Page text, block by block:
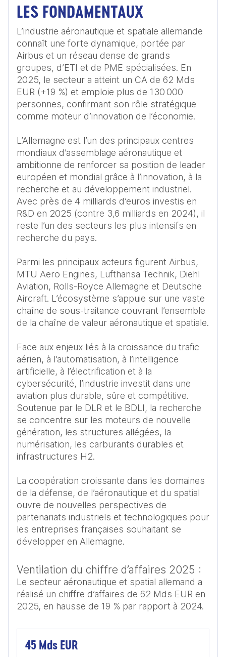
LES FONDAMENTAUX
L’industrie aéronautique et spatiale allemande
connaît une forte dynamique, portée par
Airbus et un réseau dense de grands
groupes, d’ETI et de PME spécialisées. En
2025, le secteur a atteint un CA de 62 Mds
EUR (+19 %) et emploie plus de 130 000
personnes, confirmant son rôle stratégique
comme moteur d’innovation de l’économie.
L’Allemagne est l’un des principaux centres
mondiaux d’assemblage aéronautique et
ambitionne de renforcer sa position de leader
européen et mondial grâce à l’innovation, à la
recherche et au développement industriel.
Avec près de 4 milliards d’euros investis en
R&D en 2025 (contre 3,6 milliards en 2024), il
reste l’un des secteurs les plus intensifs en
recherche du pays.
Parmi les principaux acteurs figurent Airbus,
MTU Aero Engines, Lufthansa Technik, Diehl
Aviation, Rolls-Royce Allemagne et Deutsche
Aircraft. L’écosystème s’appuie sur une vaste
chaîne de sous-traitance couvrant l’ensemble
de la chaîne de valeur aéronautique et spatiale.
Face aux enjeux liés à la croissance du trafic
aérien, à l’automatisation, à l’intelligence
artificielle, à l’électrification et à la
cybersécurité, l’industrie investit dans une
aviation plus durable, sûre et compétitive.
Soutenue par le DLR et le BDLI, la recherche
se concentre sur les moteurs de nouvelle
génération, les structures allégées, la
numérisation, les carburants durables et
infrastructures H2.
La coopération croissante dans les domaines
de la défense, de l’aéronautique et du spatial
ouvre de nouvelles perspectives de
partenariats industriels et technologiques pour
les entreprises françaises souhaitant se
développer en Allemagne.
Ventilation du chiffre d’affaires 2025 :
Le secteur aéronautique et spatial allemand a
réalisé un chiffre d’affaires de 62 Mds EUR en
2025, en hausse de 19 % par rapport à 2024.
45 Mds EUR